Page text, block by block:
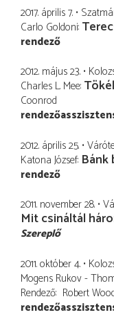
2017. április 7.
Carlo Goldoni
rendező
2012. május 23.
Charles L. Mee
Coonrod
2012. április 25.
Katona József Bánk
rendező
2011. november 28.
Mit csináltál
Szereplő
2011. október 4.
Mogens Rukov -
Rendező Robert